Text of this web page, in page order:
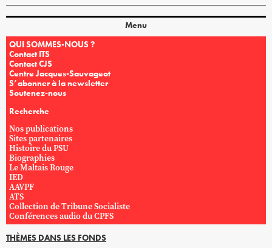
Menu
QUI SOMMES-NOUS ?
Contact ITS
Contact CJS
Centre Jacques-Sauvageot
S’abonner à la newsletter
Soutenez-nous
Recherche
Nos publications
Sites partenaires
Histoire du PSU
Biographies
Le Maltais Rouge
IED
AAVPF
ATS
Collection de Tribune Socialiste
Conférences audio du CPFS
THÈMES DANS LES FONDS